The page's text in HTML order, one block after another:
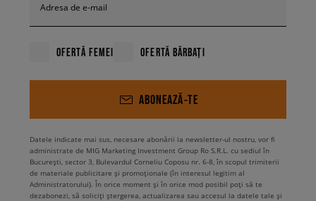
Adresa de e-mail
OFERTĂ FEMEI OFERTĂ BĂRBAȚI
ABONEAZĂ-TE
Datele indicate mai sus, necesare abonării la newsletter-ul nostru, vor fi
administrate de MIG Marketing Investment Group Ro S.R.L. cu sediul în
București, sector 3, Bulevardul Corneliu Coposu nr. 6-8, în scopul trimiterii
de materiale publicitare și promoționale (în interesul legitim al
Administratorului). În orice moment și în orice mod posibil poți să te
dezabonezi, să soliciți ștergerea, actualizarea sau accesul la datele tale și